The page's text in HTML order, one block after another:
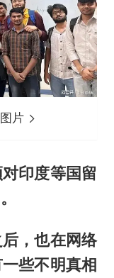
片
印度等国留
，也在网络
些不明真相